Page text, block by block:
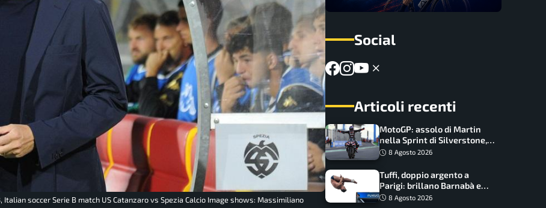
soccer Serie B match US Catanzaro vs Spezia Calcio Image shows: Massimiliano
Social
Articoli recenti
MotoGP: assolo di Martin
nella Sprint di Silverstone,
trionfo totale Aprilia
8 Agosto 2026
Tuffi, doppio argento a
Parigi: brillano Barnabà e
Cosetti
8 Agosto 2026